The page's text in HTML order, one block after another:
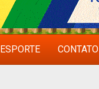
ESPORTE CONTATO